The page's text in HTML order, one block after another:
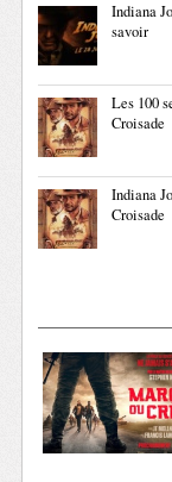
Indiana
savoir
Les 100
Croisade
Indiana
Croisade